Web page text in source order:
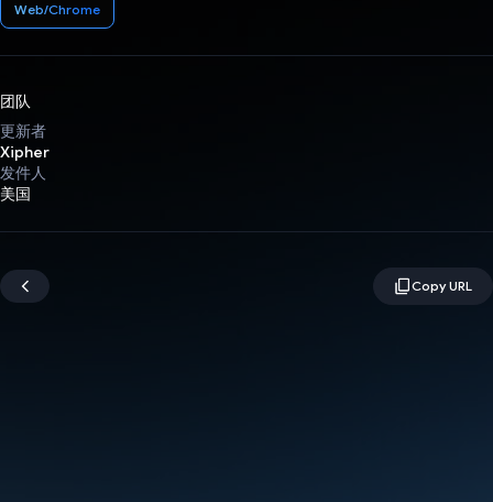
Web/Chrome
团队
更新者
Xipher
发件人
美国